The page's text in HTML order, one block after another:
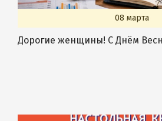
08 марта
Дорогие женщины! С Днём